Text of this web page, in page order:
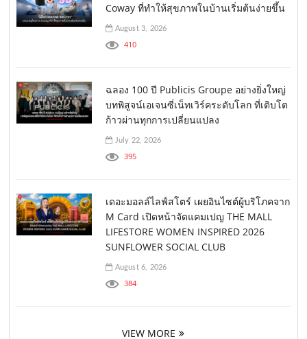
Coway ที่ทำให้สุขภาพในบ้านเริ่มต้นง่ายขึ้น
August 3, 2026
410
ฉลอง 100 ปี Publicis Groupe อย่างยิ่งใหญ่
บทพิสูจน์เอเจนซี่เน็ทเวิร์คระดับโลก ที่เติบโต
ก้าวผ่านทุกการเปลี่ยนแปลง
July 22, 2026
395
เดอะมอลล์ไลฟ์สโตร์ เผยอินไซต์ผู้บริโภคจาก
M Card เปิดหน้าจัดแคมเปญ THE MALL
LIFESTORE WOMEN INSPIRED 2026
SUNFLOWER SOCIAL CLUB
August 6, 2026
384
VIEW MORE